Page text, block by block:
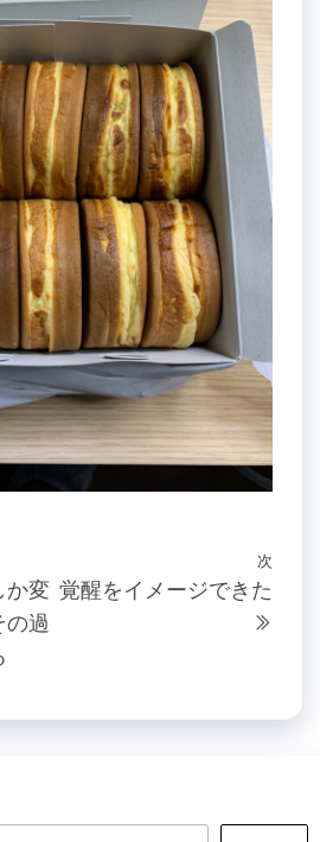
か変
の過
次
次
覚醒をイメージできた